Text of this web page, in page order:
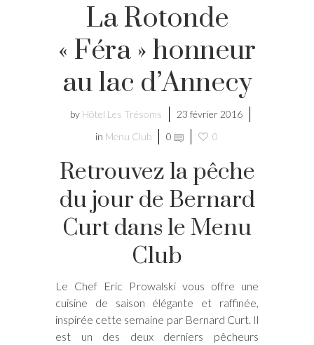
La Rotonde
« Féra » honneur
au lac d’Annecy
by Hôtel Les Trésoms
23 février 2016
in Menu Club 0 0
Retrouvez la pêche
du jour de Bernard
Curt dans le Menu
Club
Le Chef Eric Prowalski vous offre une
cuisine de saison élégante et raffinée,
inspirée cette semaine par Bernard Curt. Il
est un des deux derniers pêcheurs